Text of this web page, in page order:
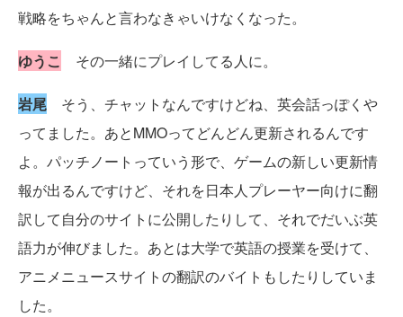
戦略をちゃんと言わなきゃいけなくなった。
ゆうこ その一緒にプレイしてる人に。
岩尾 そう、チャットなんですけどね、英会話っぽくや
ってました。あとMMOってどんどん更新されるんです
よ。パッチノートっていう形で、ゲームの新しい更新情
報が出るんですけど、それを日本人プレーヤー向けに翻
訳して自分のサイトに公開したりして、それでだいぶ英
語力が伸びました。あとは大学で英語の授業を受けて、
アニメニュースサイトの翻訳のバイトもしたりしていま
した。